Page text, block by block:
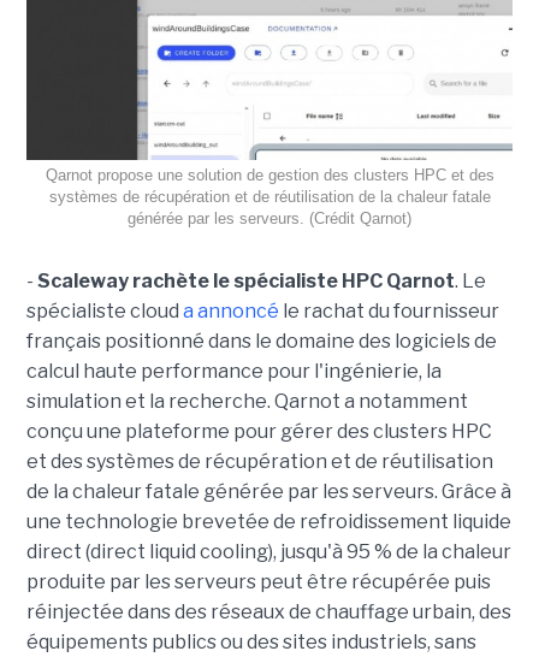
Qarnot propose une solution de gestion des clusters HPC et des
systèmes de récupération et de réutilisation de la chaleur fatale
générée par les serveurs. (Crédit Qarnot)
- Scaleway rachète le spécialiste HPC Qarnot. Le
spécialiste cloud a annoncé le rachat du fournisseur
français positionné dans le domaine des logiciels de
calcul haute performance pour l'ingénierie, la
simulation et la recherche. Qarnot a notamment
conçu une plateforme pour gérer des clusters HPC
et des systèmes de récupération et de réutilisation
de la chaleur fatale générée par les serveurs. Grâce à
une technologie brevetée de refroidissement liquide
direct (direct liquid cooling), jusqu'à 95 % de la chaleur
produite par les serveurs peut être récupérée puis
réinjectée dans des réseaux de chauffage urbain, des
équipements publics ou des sites industriels, sans